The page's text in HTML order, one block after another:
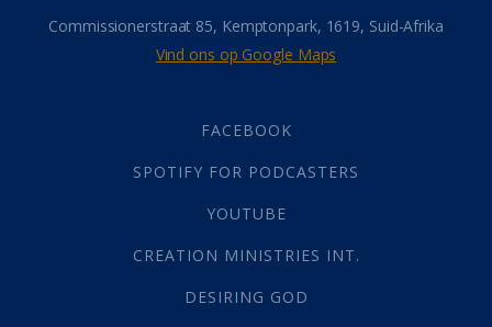
Verheerlikte liggaam
Wederkoms
(27)
Gebed(87)
Die Onse Vader(12)
God(392)
Afgode(23)
Almag(1)
Alomteenwoordig
Commissionerstraat 85, Kemptonpark, 1619, Suid-Afrika
Vind ons op Google Maps
FACEBOOK
SPOTIFY FOR PODCASTERS
YOUTUBE
CREATION MINISTRIES INT.
DESIRING GOD